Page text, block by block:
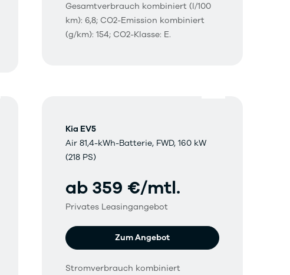
Gesamtverbrauch kombiniert (l/100
km): 6,8; CO2-Emission kombiniert
(g/km): 154; CO2-Klasse: E.
Kia EV5
Air 81,4-kWh-Batterie, FWD, 160 kW
(218 PS)
ab 359 €/mtl.
Privates Leasingangebot
Zum Angebot
Stromverbrauch kombiniert